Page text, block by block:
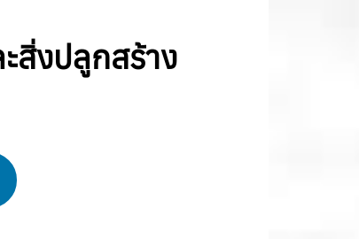
สิ่งปลูกสร้าง